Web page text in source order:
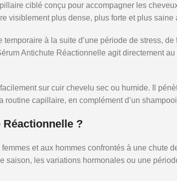
ciblé conçu pour accompagner les
visiblement plus dense, plus forte et plus
à la suite d’une période de stress,
Antichute Réactionnelle agit directement
sur cuir chevelu sec ou humide. Il
capillaire, en complément d’un
Réactionnelle ?
et aux hommes confrontés à une
saison, les variations hormonales ou une